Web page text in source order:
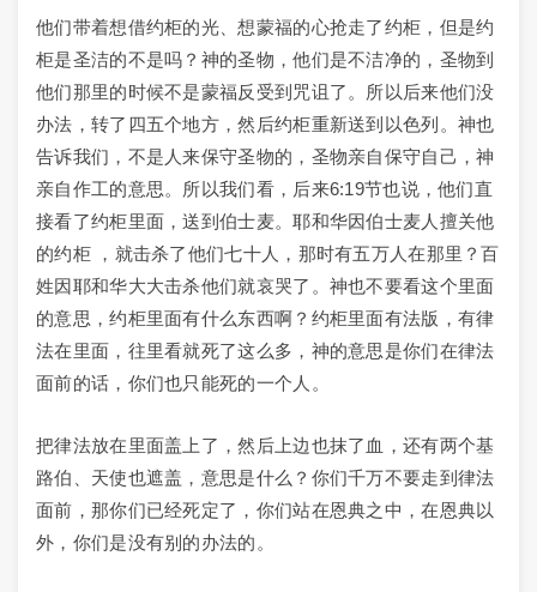
他们带着想借约柜的光、想蒙福的心抢走了约柜，但是约
柜是圣洁的不是吗？神的圣物，他们是不洁净的，圣物到
他们那里的时候不是蒙福反受到咒诅了。所以后来他们没
办法，转了四五个地方，然后约柜重新送到以色列。神也
告诉我们，不是人来保守圣物的，圣物亲自保守自己，神
亲自作工的意思。所以我们看，后来6:19节也说，他们直
接看了约柜里面，送到伯士麦。耶和华因伯士麦人擅关他
的约柜 ，就击杀了他们七十人，那时有五万人在那里？百
姓因耶和华大大击杀他们就哀哭了。神也不要看这个里面
的意思，约柜里面有什么东西啊？约柜里面有法版，有律
法在里面，往里看就死了这么多，神的意思是你们在律法
面前的话，你们也只能死的一个人。
把律法放在里面盖上了，然后上边也抹了血，还有两个基
路伯、天使也遮盖，意思是什么？你们千万不要走到律法
面前，那你们已经死定了，你们站在恩典之中，在恩典以
外，你们是没有别的办法的。